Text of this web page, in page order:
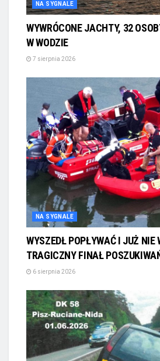
NA SYGNALE
WYWRÓCONE JACHTY, 32
W WODZIE
7 sierpnia 2026
NA SYGNALE
WYSZEDŁ POPŁYWAĆ I JUŻ NIE
TRAGICZNY FINAŁ
6 sierpnia 2026